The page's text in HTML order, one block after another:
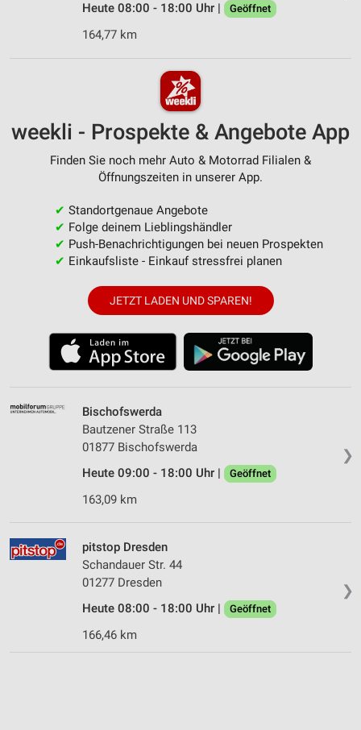
Heute 08:00 - 18:00 Uhr |
Geöffnet
164,77 km
weekli - Prospekte & Angebote App
Finden Sie noch mehr Auto & Motorrad Filialen &
Öffnungszeiten in unserer App.
✔ Standortgenaue Angebote
✔ Folge deinem Lieblingshändler
✔ Push-Benachrichtigungen bei neuen Prospekten
✔ Einkaufsliste - Einkauf stressfrei planen
JETZT LADEN UND SPAREN!
❯
Bischofswerda
Bautzener Straße 113
01877 Bischofswerda
Heute 09:00 - 18:00 Uhr |
Geöffnet
163,09 km
❯
pitstop Dresden
Schandauer Str. 44
01277 Dresden
Heute 08:00 - 18:00 Uhr |
Geöffnet
166,46 km